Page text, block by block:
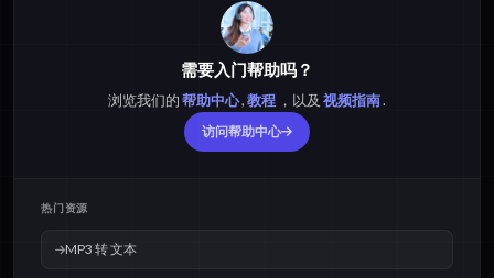
需要入门帮助吗？
浏览我们的帮助中心,教程 ，以及 视频指南.
访问帮助中心
热门资源
MP3 转 文本